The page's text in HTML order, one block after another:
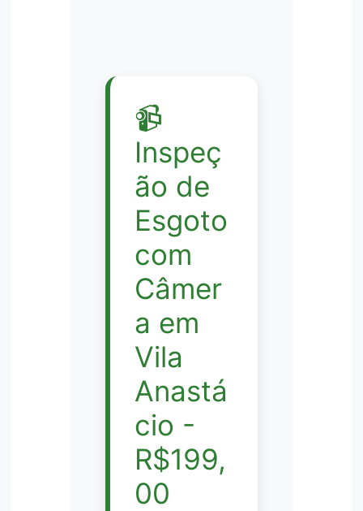
📹
Inspeç
ão de
Esgoto
com
Câmer
a em
Vila
Anastá
cio -
R$199,
00